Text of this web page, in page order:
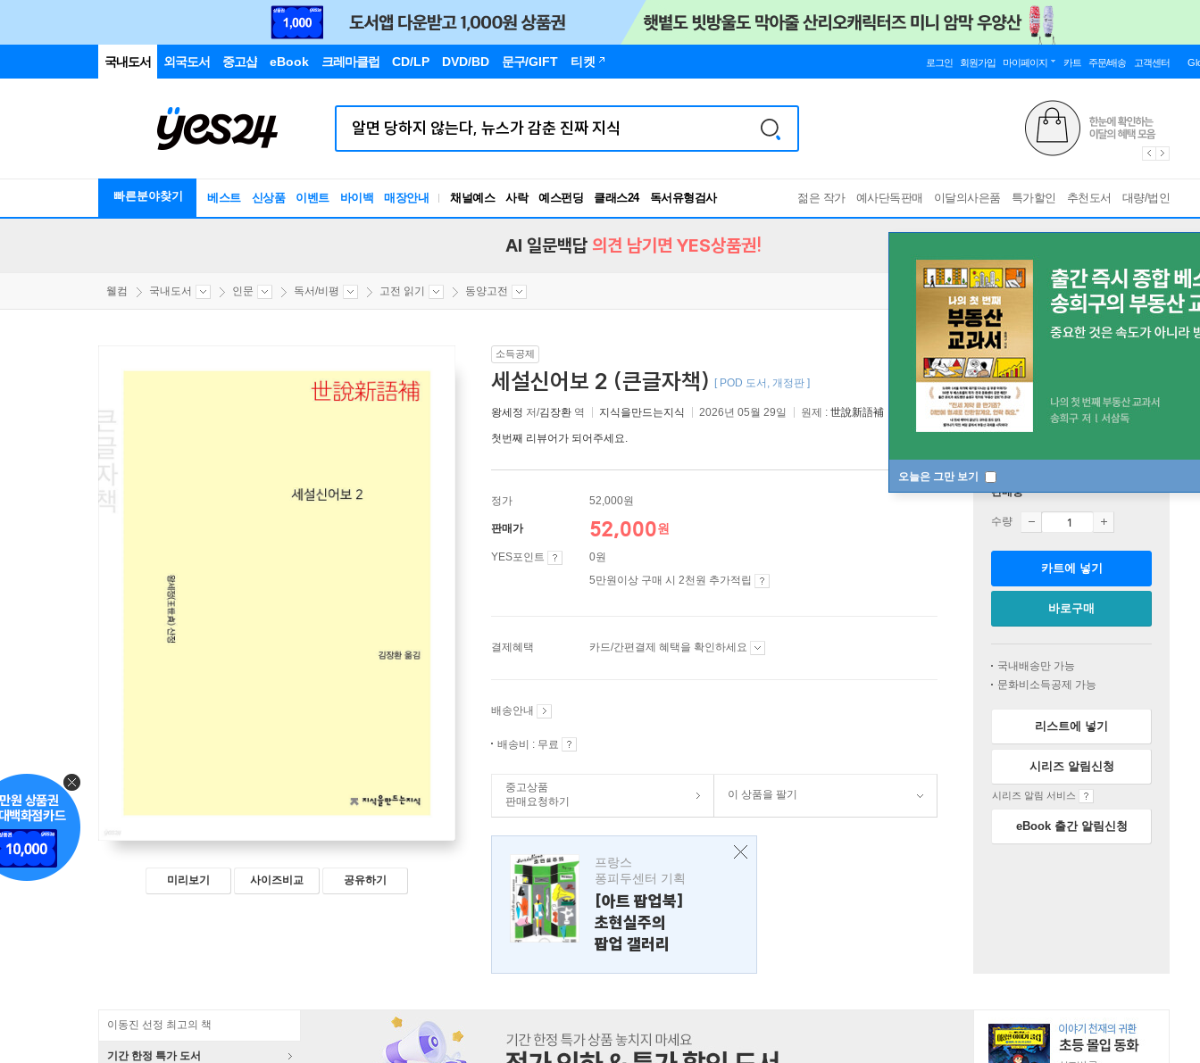
국내도서 외국도서 중고샵 eBook 크레마클럽 CD/LP DVD/BD 문구/GIFT 티켓 로그인 회원가입 마이페이지 카트 주문/배송 고객센터
빠른분야찾기 베스트 신상품 이벤트 바이백 매장안내 채널예스 사락 예스펀딩 클래스24
독서유형검사
젊은 작가 예사단독판매 이달의사은품 특가할인 추천도서 대량/법인
오늘은 그만 보기
AI 일문백답 의견 남기면 YES상품권!
웰컴 국내도서 인문 독서/비평 고전 읽기 동양고전
미리보기 사이즈비교 공유하기
소득공제
세설신어보 2 (큰글자책) [ POD 도서, 개정판 ]
왕세정 저/김장환 역 지식을만드는지식 2026년 05월 29일 원제 : 世說新語補
첫번째 리뷰어가 되어주세요.
정가 52,000원
판매가 52,000원
YES포인트
0원
5만원이상 구매 시 2천원 추가적립
결제혜택 카드/간편결제 혜택을 확인하세요
배송안내
배송비 : 무료
중고상품
판매요청하기
이 상품을 팔기
프랑스
퐁피두센터 기획
[아트 팝업북]
초현실주의
팝업 갤러리
판매중
수량
카트에 넣기
바로구매
국내배송만 가능
문화비소득공제 가능
리스트에 넣기
시리즈 알림신청
시리즈 알림 서비스
eBook 출간 알림신청
이동진 선정 최고의 책
기간 한정 특가 도서